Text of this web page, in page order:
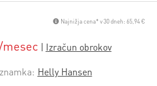
Najnižja cena* v 30 dneh: 65,94 €
Helly Hansen